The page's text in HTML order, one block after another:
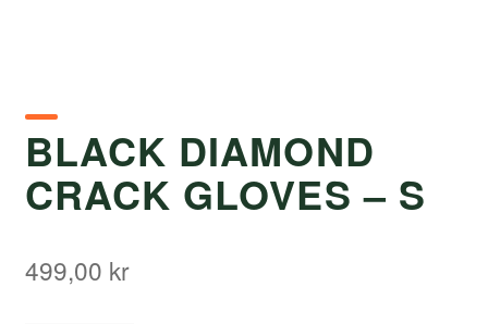
Varumärken
Väljare
BLACK DIAMOND
CRACK GLOVES – S
499,00 kr